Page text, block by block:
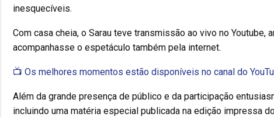
inesquecíveis.
Com casa cheia, o Sarau teve transmissão ao vivo no
acompanhasse o espetáculo também pela internet.
📺 Os melhores momentos estão disponíveis no canal do
Além da grande presença de público e da participação
incluindo uma matéria especial publicada na edição impressa